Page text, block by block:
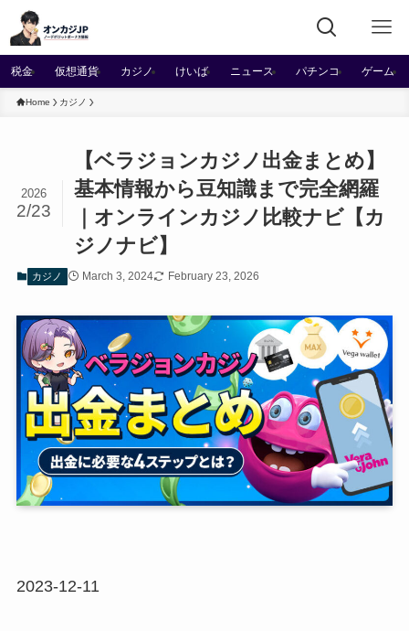
税金 仮想通貨 カジノ けいば ニュース パチンコ ゲーム
Home カジノ
【ベラジョンカジノ出金まとめ】
基本情報から豆知識まで完全網羅
｜オンラインカジノ比較ナビ【カ
ジノナビ】
2026
2/23
カジノ March 3, 2024 February 23, 2026
2023-12-11